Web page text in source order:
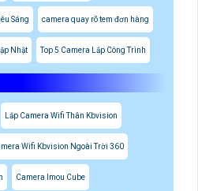
Sáng camera quay rõ tem đơn hàng
Nhật Top 5 Camera Lắp Công Trình
Lắp Camera Wifi Thân Kbvision
Wifi Kbvision Ngoài Trời 360
Camera Imou Cube